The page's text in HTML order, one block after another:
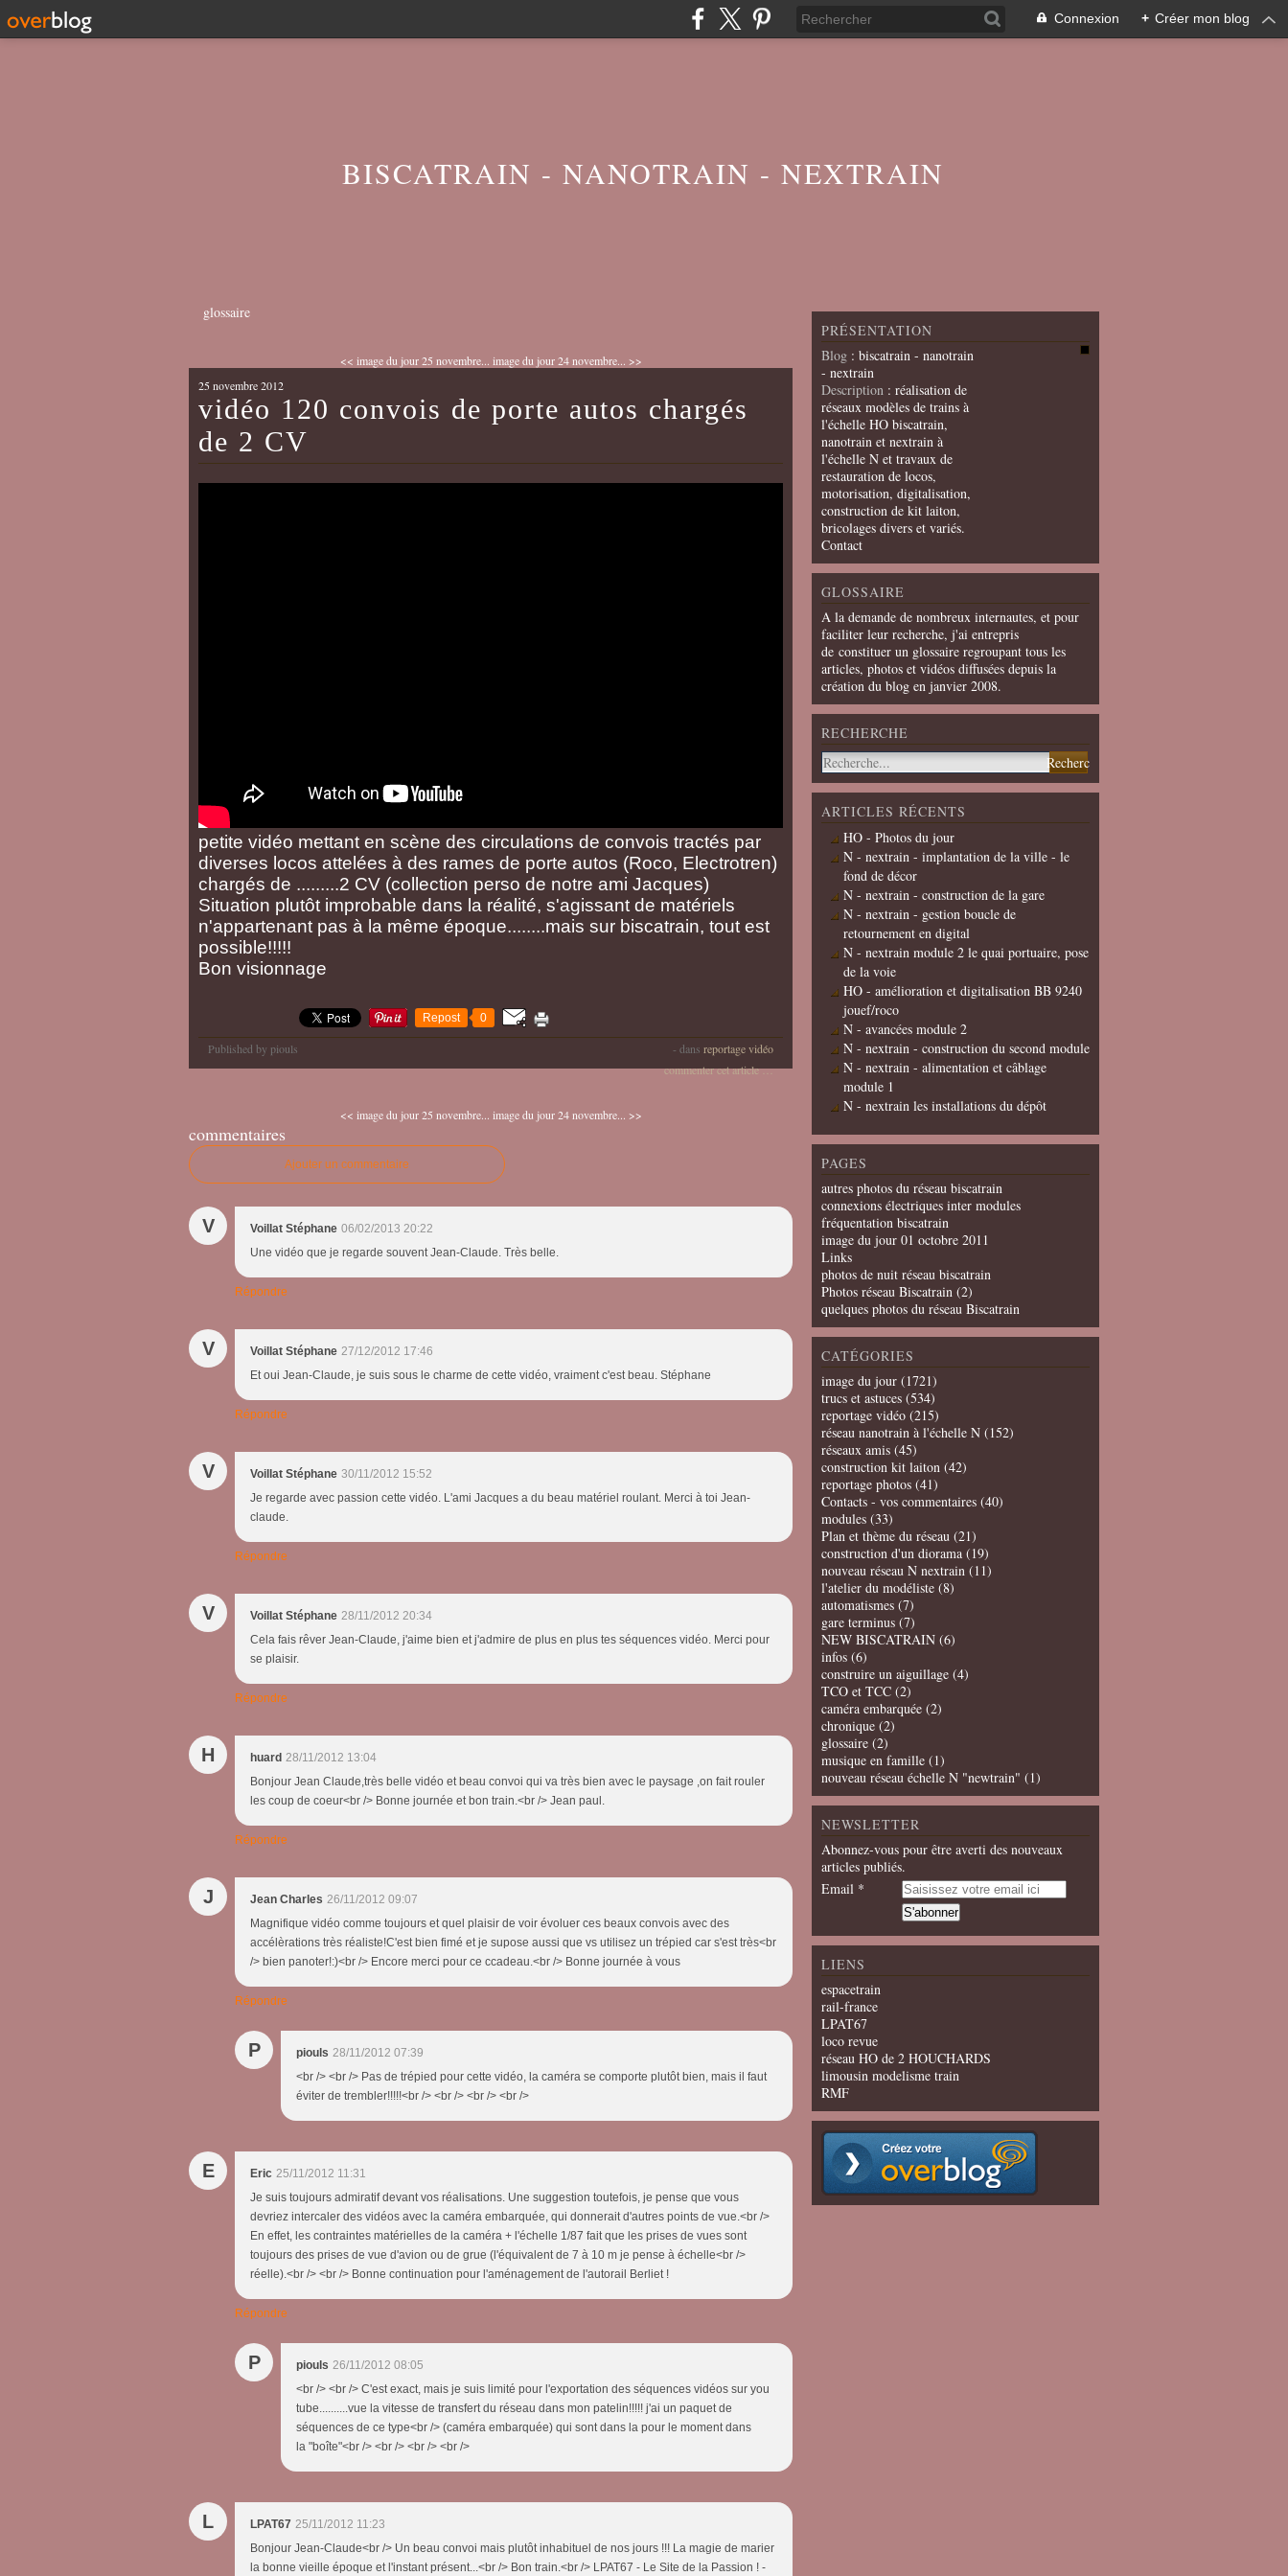
Connexion + Créer mon blog
BISCATRAIN - NANOTRAIN - NEXTRAIN
glossaire
<< image du jour 25 novembre... image du jour 24 novembre... >>
25 novembre 2012
vidéo 120 convois de porte autos chargés
de 2 CV
petite vidéo mettant en scène des circulations de convois tractés par
diverses locos attelées à des rames de porte autos (Roco, Electrotren)
chargés de .........2 CV (collection perso de notre ami Jacques)
Situation plutôt improbable dans la réalité, s'agissant de matériels
n'appartenant pas à la même époque........mais sur biscatrain, tout est
possible!!!!!
Bon visionnage
Repost 0
Published by piouls - dans reportage vidéo
commenter cet article…
<< image du jour 25 novembre... image du jour 24 novembre... >>
commentaires
Ajouter un commentaire
V Voillat Stéphane 06/02/2013 20:22
Une vidéo que je regarde souvent Jean-Claude. Très belle.
Répondre
V Voillat Stéphane 27/12/2012 17:46
Et oui Jean-Claude, je suis sous le charme de cette vidéo, vraiment c'est beau. Stéphane
Répondre
V Voillat Stéphane 30/11/2012 15:52
Je regarde avec passion cette vidéo. L'ami Jacques a du beau matériel roulant. Merci à toi Jean-
claude.
Répondre
V Voillat Stéphane 28/11/2012 20:34
Cela fais rêver Jean-Claude, j'aime bien et j'admire de plus en plus tes séquences vidéo. Merci pour
se plaisir.
Répondre
H huard 28/11/2012 13:04
Bonjour Jean Claude,très belle vidéo et beau convoi qui va très bien avec le paysage ,on fait rouler
les coup de coeur<br /> Bonne journée et bon train.<br /> Jean paul.
Répondre
J Jean Charles 26/11/2012 09:07
Magnifique vidéo comme toujours et quel plaisir de voir évoluer ces beaux convois avec des
accélèrations très réaliste!C'est bien fimé et je supose aussi que vs utilisez un trépied car s'est très<br
/> bien panoter!:)<br /> Encore merci pour ce ccadeau.<br /> Bonne journée à vous
Répondre
P piouls 28/11/2012 07:39
<br /> <br /> Pas de trépied pour cette vidéo, la caméra se comporte plutôt bien, mais il faut
éviter de trembler!!!!!<br /> <br /> <br /> <br />
E Eric 25/11/2012 11:31
Je suis toujours admiratif devant vos réalisations. Une suggestion toutefois, je pense que vous
devriez intercaler des vidéos avec la caméra embarquée, qui donnerait d'autres points de vue.<br />
En effet, les contraintes matérielles de la caméra + l'échelle 1/87 fait que les prises de vues sont
toujours des prises de vue d'avion ou de grue (l'équivalent de 7 à 10 m je pense à échelle<br />
réelle).<br /> <br /> Bonne continuation pour l'aménagement de l'autorail Berliet !
Répondre
P piouls 26/11/2012 08:05
<br /> <br /> C'est exact, mais je suis limité pour l'exportation des séquences vidéos sur you
tube..........vue la vitesse de transfert du réseau dans mon patelin!!!!! j'ai un paquet de
séquences de ce type<br /> (caméra embarquée) qui sont dans la pour le moment dans
la "boîte"<br /> <br /> <br /> <br />
L LPAT67 25/11/2012 11:23
Bonjour Jean-Claude<br /> Un beau convoi mais plutôt inhabituel de nos jours !!! La magie de marier
la bonne vieille époque et l'instant présent...<br /> Bon train.<br /> LPAT67 - Le Site de la Passion ! -
PRÉSENTATION
Blog : biscatrain - nanotrain
- nextrain
Description : réalisation de
réseaux modèles de trains à
l'échelle HO biscatrain,
nanotrain et nextrain à
l'échelle N et travaux de
restauration de locos,
motorisation, digitalisation,
construction de kit laiton,
bricolages divers et variés.
Contact
GLOSSAIRE
A la demande de nombreux internautes, et pour
faciliter leur recherche, j'ai entrepris
de constituer un glossaire regroupant tous les
articles, photos et vidéos diffusées depuis la
création du blog en janvier 2008.
RECHERCHE
ARTICLES RÉCENTS
HO - Photos du jour
N - nextrain - implantation de la ville - le
fond de décor
N - nextrain - construction de la gare
N - nextrain - gestion boucle de
retournement en digital
N - nextrain module 2 le quai portuaire, pose
de la voie
HO - amélioration et digitalisation BB 9240
jouef/roco
N - avancées module 2
N - nextrain - construction du second module
N - nextrain - alimentation et câblage
module 1
N - nextrain les installations du dépôt
PAGES
autres photos du réseau biscatrain
connexions électriques inter modules
fréquentation biscatrain
image du jour 01 octobre 2011
Links
photos de nuit réseau biscatrain
Photos réseau Biscatrain (2)
quelques photos du réseau Biscatrain
CATÉGORIES
image du jour (1721)
trucs et astuces (534)
reportage vidéo (215)
réseau nanotrain à l'échelle N (152)
réseaux amis (45)
construction kit laiton (42)
reportage photos (41)
Contacts - vos commentaires (40)
modules (33)
Plan et thème du réseau (21)
construction d'un diorama (19)
nouveau réseau N nextrain (11)
l'atelier du modéliste (8)
automatismes (7)
gare terminus (7)
NEW BISCATRAIN (6)
infos (6)
construire un aiguillage (4)
TCO et TCC (2)
caméra embarquée (2)
chronique (2)
glossaire (2)
musique en famille (1)
nouveau réseau échelle N "newtrain" (1)
NEWSLETTER
Abonnez-vous pour être averti des nouveaux
articles publiés.
Email
LIENS
espacetrain
rail-france
LPAT67
loco revue
réseau HO de 2 HOUCHARDS
limousin modelisme train
RMF